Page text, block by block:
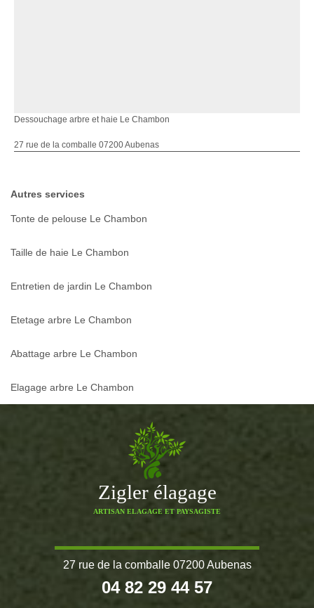
Dessouchage arbre et haie Le Chambon
27 rue de la comballe 07200 Aubenas
Autres services
Tonte de pelouse Le Chambon
Taille de haie Le Chambon
Entretien de jardin Le Chambon
Etetage arbre Le Chambon
Abattage arbre Le Chambon
Elagage arbre Le Chambon
Zigler élagage
ARTISAN ELAGAGE ET PAYSAGISTE
27 rue de la comballe 07200 Aubenas
04 82 29 44 57